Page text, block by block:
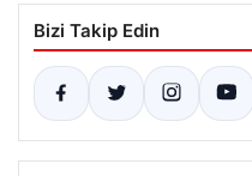
Bizi Takip Edin